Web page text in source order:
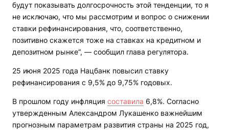
будут показывать долгосрочность этой тенденции, то я
не исключаю, что мы рассмотрим и вопрос о снижении
ставки рефинансирования, что, соответственно,
позитивно скажется тоже на ставках на кредитном и
депозитном рынке“, — сообщил глава регулятора.
25 июня 2025 года Нацбанк повысил ставку
рефинансирования с 9,5% до 9,75% годовых.
В прошлом году инфляция составила 6,8%. Согласно
утвержденным Александром Лукашенко важнейшим
прогнозным параметрам развития страны на 2025 год,